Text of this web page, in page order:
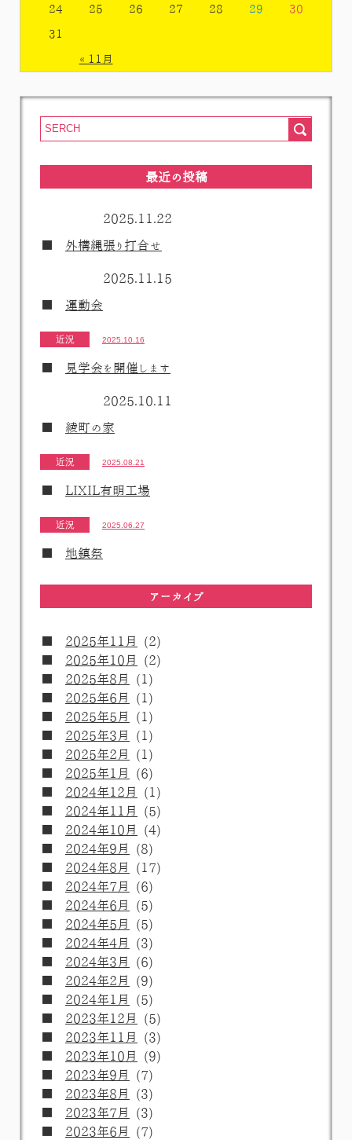
« 11月
24 25 26 27 28 29 30
31
最近の投稿
2025.11.22
外構縄張り打合せ
2025.11.15
運動会
近況 2025.10.16
見学会を開催します
2025.10.11
綾町の家
近況 2025.08.21
LIXIL有明工場
近況 2025.06.27
地鎮祭
アーカイブ
2025年11月
(2)
2025年10月
(2)
2025年8月
(1)
2025年6月
(1)
2025年5月
(1)
2025年3月
(1)
2025年2月
(1)
2025年1月
(6)
2024年12月
(1)
2024年11月
(5)
2024年10月
(4)
2024年9月
(8)
2024年8月
(17)
2024年7月
(6)
2024年6月
(5)
2024年5月
(5)
2024年4月
(3)
2024年3月
(6)
2024年2月
(9)
2024年1月
(5)
2023年12月
(5)
2023年11月
(3)
2023年10月
(9)
2023年9月
(7)
2023年8月
(3)
2023年7月
(3)
2023年6月
(7)